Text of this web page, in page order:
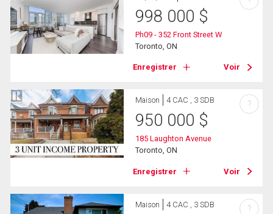
998 000 $
Ph09 - 352 Front Street W
Toronto, ON
Enregistrer Voir
Maison 4 CAC , 3 SDB
950 000 $
185 Laughton Avenue
Toronto, ON
Enregistrer Voir
?
Maison 4 CAC , 3 SDB ?